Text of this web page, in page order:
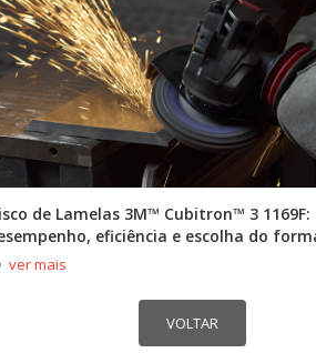
de Lamelas 3M™ Cubitron™ 3 1169F:
eficiência e escolha do
ver mais